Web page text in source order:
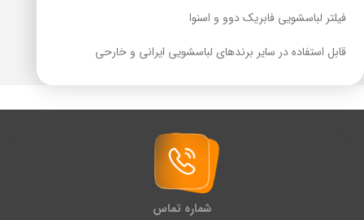
فیلتر لباسشویی فابریک دوو و اسنوا
قابل استفاده در سایر برندهای لباسشویی ایرانی و خارحی
شماره تماس